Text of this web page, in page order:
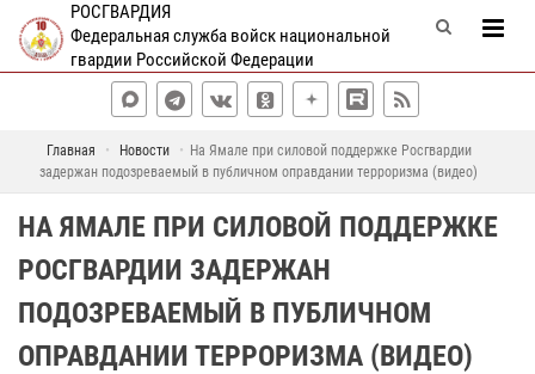
РОСГВАРДИЯ
Федеральная служба войск национальной
гвардии Российской Федерации
Главная Новости
На Ямале при силовой поддержке Росгвардии
задержан подозреваемый в публичном оправдании терроризма (видео)
НА ЯМАЛЕ ПРИ СИЛОВОЙ ПОДДЕРЖКЕ
РОСГВАРДИИ ЗАДЕРЖАН
ПОДОЗРЕВАЕМЫЙ В ПУБЛИЧНОМ
ОПРАВДАНИИ ТЕРРОРИЗМА (ВИДЕО)